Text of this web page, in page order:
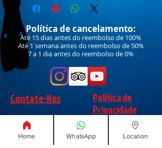
Política de cancelamento:
Até 15 dias antes do reembolso de 100%
Até 1 semana antes do reembolso de 50%
7 a 1 dia antes do reembolso de 0%
Contate-Nos
Política de
Privacidade
Home WhatsApp Location